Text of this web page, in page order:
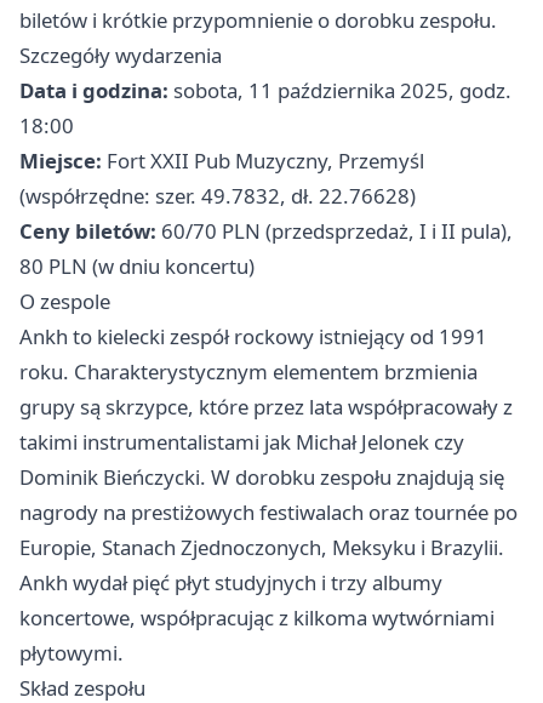
biletów i krótkie przypomnienie o dorobku zespołu.
Szczegóły wydarzenia
Data i godzina: sobota, 11 października 2025, godz.
18:00
Miejsce: Fort XXII Pub Muzyczny, Przemyśl
(współrzędne: szer. 49.7832, dł. 22.76628)
Ceny biletów: 60/70 PLN (przedsprzedaż, I i II pula),
80 PLN (w dniu koncertu)
O zespole
Ankh to kielecki zespół rockowy istniejący od 1991
roku. Charakterystycznym elementem brzmienia
grupy są skrzypce, które przez lata współpracowały z
takimi instrumentalistami jak Michał Jelonek czy
Dominik Bieńczycki. W dorobku zespołu znajdują się
nagrody na prestiżowych festiwalach oraz tournée po
Europie, Stanach Zjednoczonych, Meksyku i Brazylii.
Ankh wydał pięć płyt studyjnych i trzy albumy
koncertowe, współpracując z kilkoma wytwórniami
płytowymi.
Skład zespołu